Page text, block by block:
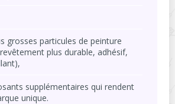
grosses particules de peinture
plus durable, adhésif,
supplémentaires qui rendent
unique.